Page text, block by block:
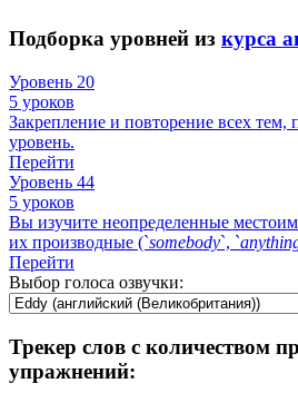
Подборка уровней из курса
Уровень 20
5 уроков
Закрепление и повторение всех
уровень.
Перейти
Уровень 44
5 уроков
Вы изучите неопределенные
их производные (`somebody`, `
Перейти
Выбор голоса озвучки:
Трекер слов с количеством
упражнений: